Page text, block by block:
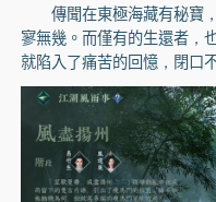
傳聞在東極海藏有秘寶，
寥無幾。而僅有的生還者，
就陷入了痛苦的回憶，閉口